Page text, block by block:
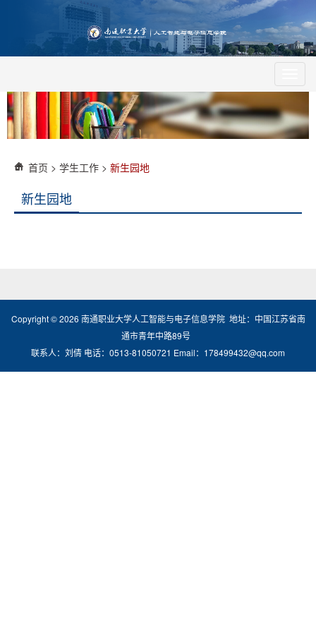
首页 > 学生工作 > 新生园地
新生园地
Copyright ©2026 南通职业大学人工智能与电子信息学院 地址：中国江苏省南
通市青年中路89号
联系人：刘倩 电话：0513-81050721 Email：178499432@qq.com